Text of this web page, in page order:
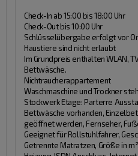
Check-In ab 15:00 bis 18:00 Uhr
Check-Out bis 10:00 Uhr
Schlüsselübergabe erfolgt vor
Haustiere sind nicht erlaubt
Im Grundpreis enthalten WLAN,
Bettwäsche.
Nichtraucherappartement
Waschmaschine und Trockner
Stockwerk Etage:Parterre
Bettwäsche vorhanden,
geöffnet werden, Fernseher,
Geeignet für Rollstuhlfahrer,
Getrennte Matratzen, Größe in